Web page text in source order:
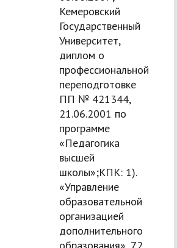
Кемеровский
Государственный
Университет,
диплом о
профессиональной
переподготовке
ПП № 421344,
21.06.2001 по
программе
«Педагогика
высшей
школы»;КПК: 1).
«Управление
образовательной
организацией
дополнительного